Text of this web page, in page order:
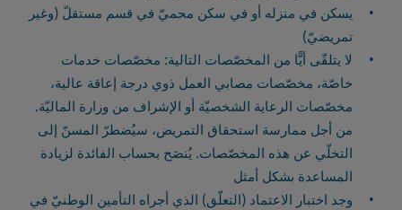
يسكن في منزله أو في سكن محميّ في قسم مستقلّ (وغير
تمريضيّ)
لا يتلقّى أيًّا من المخصّصات التالية: مخصّصات خدمات
خاصّة، مخصّصات مصابي العمل ذوي درجة إعاقة عالية،
مخصّصات الرعاية الشخصيّة أو الإشراف من وزارة الماليّة.
من أجل ممارسة استحقاق التمريض، سيُضطرّ المسنّ إلى
التخلّي عن هذه المخصّصات. يُنصَح بحساب الفائدة لزيادة
المساعدة بشكل أمثل
وجد اختبار الاعتماد (التعلّق) الذي أجراه التأمين الوطنيّ في